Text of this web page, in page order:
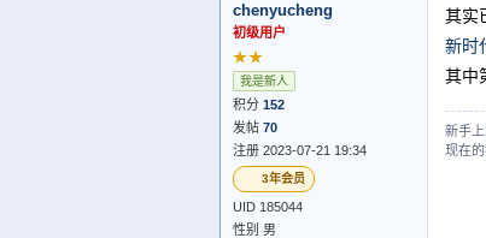
chenyucheng
初级用户
★★
我是新人
积分 152
发帖 70
注册 2023-07-21 19:34
3年会员
UID 185044
性别 男
其实
新时
其中
新手
现在